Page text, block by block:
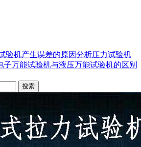
验机产生误差的原因分析压力试验机
子万能试验机与液压万能试验机的区别